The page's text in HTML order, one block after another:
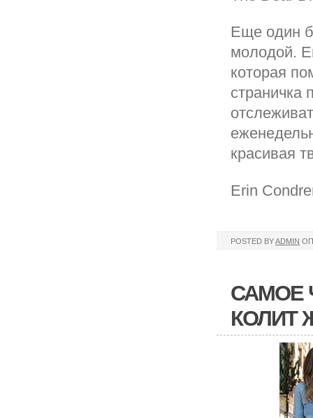
Еще один
молодой.
которая
страничка
красивая
Erin
POSTED BYADMIN
САМОЕ
КОЛИТ